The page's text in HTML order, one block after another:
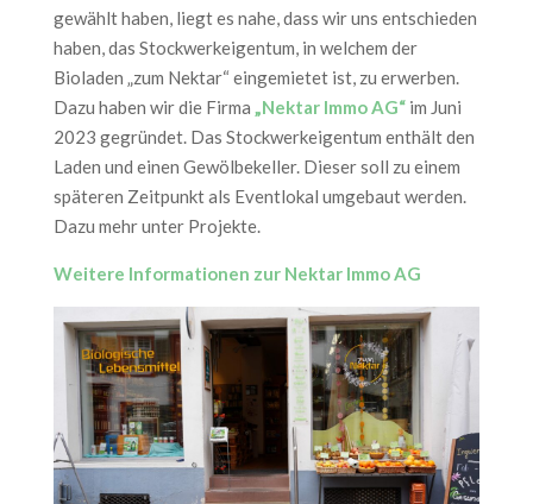
gewählt haben, liegt es nahe, dass wir uns entschieden
haben, das Stockwerkeigentum, in welchem der
Bioladen „zum Nektar“ eingemietet ist, zu erwerben.
Dazu haben wir die Firma „Nektar Immo AG“im Juni
2023 gegründet. Das Stockwerkeigentum enthält den
Laden und einen Gewölbekeller. Dieser soll zu einem
späteren Zeitpunkt als Eventlokal umgebaut werden.
Dazu mehr unter Projekte.
Weitere Informationen zur Nektar Immo AG